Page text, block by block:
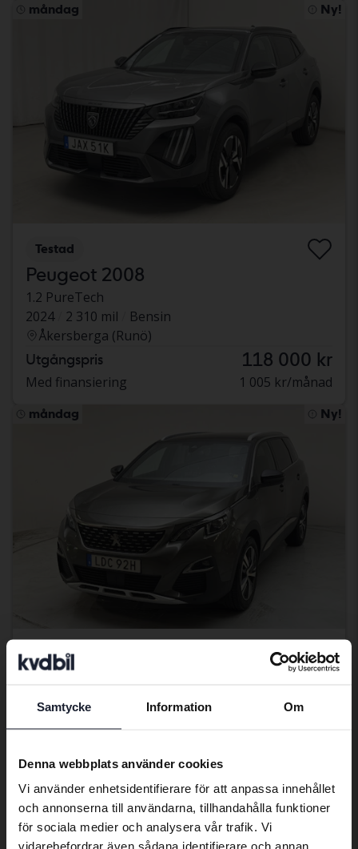
Samtycke Information Om
Denna webbplats använder cookies
Vi använder enhetsidentifierare för att anpassa innehållet
och annonserna till användarna, tillhandahålla funktioner
för sociala medier och analysera vår trafik. Vi
vidarebefordrar även sådana identifierare och annan
måndag Ny!
Testad
Peugeot 2008
1.2 PureTech
2024
2 310 mil
Bensin
Åkersberga (Runö)
Utgångspris 118 000 kr
Med finansiering 1 005 kr/månad
måndag Ny!
Testad
1.2 PureTech
Utgångspris
Med finansiering 767 kr/månad
Imorgon
Preferred language
We have detected that your browser
Swedish. To better service our friends
abroad we have an English language
site (kvdcars.com) that contains all the